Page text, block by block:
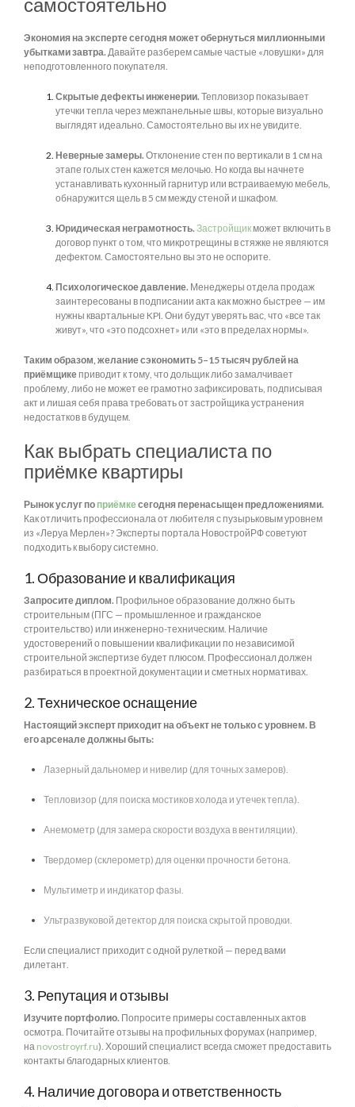
самостоятельно
Экономия на эксперте сегодня может обернуться миллионными
убытками завтра. Давайте разберем самые частые «ловушки» для
неподготовленного покупателя.
Скрытые дефекты инженерии. Тепловизор показывает
утечки тепла через межпанельные швы, которые визуально
выглядят идеально. Самостоятельно вы их не увидите.
Неверные замеры. Отклонение стен по вертикали в 1 см на
этапе голых стен кажется мелочью. Но когда вы начнете
устанавливать кухонный гарнитур или встраиваемую мебель,
обнаружится щель в 5 см между стеной и шкафом.
Юридическая неграмотность. Застройщик может включить в
договор пункт о том, что микротрещины в стяжке не являются
дефектом. Самостоятельно вы это не оспорите.
Психологическое давление. Менеджеры отдела продаж
заинтересованы в подписании акта как можно быстрее — им
нужны квартальные KPI. Они будут уверять вас, что «все так
живут», что «это подсохнет» или «это в пределах нормы».
Таким образом, желание сэкономить 5–15 тысяч рублей на
приёмщике приводит к тому, что дольщик либо замалчивает
проблему, либо не может ее грамотно зафиксировать, подписывая
акт и лишая себя права требовать от застройщика устранения
недостатков в будущем.
Как выбрать специалиста по
приёмке квартиры
Рынок услуг по приёмкесегодня перенасыщен предложениями.
Как отличить профессионала от любителя с пузырьковым уровнем
из «Леруа Мерлен»? Эксперты портала НовостройРФ советуют
подходить к выбору системно.
1. Образование и квалификация
Запросите диплом. Профильное образование должно быть
строительным (ПГС — промышленное и гражданское
строительство) или инженерно-техническим. Наличие
удостоверений о повышении квалификации по независимой
строительной экспертизе будет плюсом. Профессионал должен
разбираться в проектной документации и сметных нормативах.
2. Техническое оснащение
Настоящий эксперт приходит на объект не только с уровнем. В
его арсенале должны быть:
Лазерный дальномер и нивелир (для точных замеров).
Тепловизор (для поиска мостиков холода и утечек тепла).
Анемометр (для замера скорости воздуха в вентиляции).
Твердомер (склерометр) для оценки прочности бетона.
Мультиметр и индикатор фазы.
Ультразвуковой детектор для поиска скрытой проводки.
Если специалист приходит с одной рулеткой — перед вами
дилетант.
3. Репутация и отзывы
Изучите портфолио. Попросите примеры составленных актов
осмотра. Почитайте отзывы на профильных форумах (например,
на novostroyrf.ru). Хороший специалист всегда сможет предоставить
контакты благодарных клиентов.
4. Наличие договора и ответственность